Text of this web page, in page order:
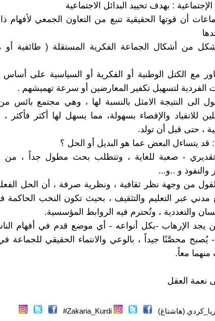
أن قوتها الحقيقية تنبع من التعاون الجمعي لأفهام
من أشكال الجماعة الفكرية المستقلة ( طائفية أو
مع الكتل الوطنية أو الفكرية أو السياسية على
الفردية لتسهيل تكفير المعارضين أو سرعة تهميشهم .
الى النتيجة الامثل بالنسبة لها ، وهي مجتمع بائس من
للانقياد والإقصاء بسهولة، مما يسهل لها أكثر فأكثر
، حتى قبل أن تولد.
: قد يتساءل البعض عما هو البديل أو الحل ؟
تقديري - صعبة للغاية ، وتتطلب بحث مطول جداً ، من
والنفوذ و ..و...
من وجهة نظر ثقافية ، ونظرية صرفة ، أن الحل
مدني عبر التعليم والتثقيف ، بحيث تكون النخب الحاكمة
والتعددية ، وتُحترم فيه الروابط المؤسسية.
يجد الإرهاب -بكل أنواعه - أي موضع قدم في أفهام
- يُصبح محصَّنًا جيداً ، بالوعي والانتماء الحقيقي للجماعة
معاً.
نعمة العقل
(هاشتاغ) Zakaria_Kurdi#